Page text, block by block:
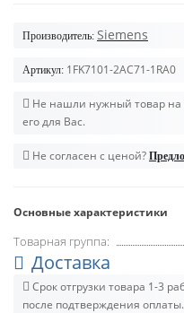
Производитель: Siemens
Артикул: 1FK7101-2AC71-1RA0
Не нашли нужный товар на
его для Вас.
Не согласен с ценой?
Основные характеристики
Товарная группа:
Доставка
Срок отгрузки товара 1-3
после подтверждения оплаты.